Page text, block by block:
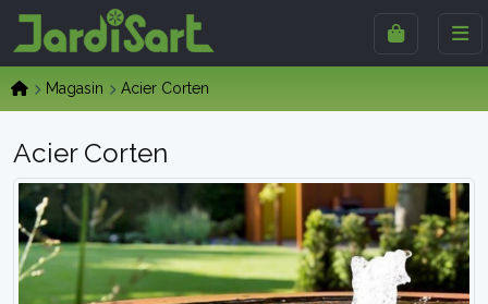
Magasin Acier Corten
Acier Corten